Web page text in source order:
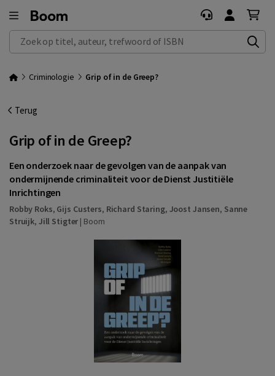
Zoek op titel, auteur, trefwoord of ISBN
Criminologie Grip of in de Greep?
Terug
Grip of in de Greep?
Een onderzoek naar de gevolgen van de aanpak van
ondermijnende criminaliteit voor de Dienst Justitiële
Inrichtingen
Robby Roks, Gijs Custers, Richard Staring, Joost Jansen, Sanne
Struijk, Jill Stigter | Boom